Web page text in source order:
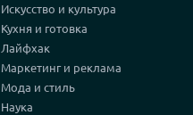
Искусство и культура
Кухня и готовка
Лайфхак
Маркетинг и реклама
Мода и стиль
Наука